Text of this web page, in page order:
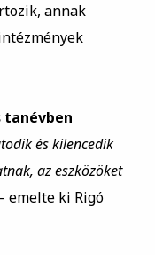
annak
tanévben
és kilencedik
az eszközöket
emelte ki Rigó